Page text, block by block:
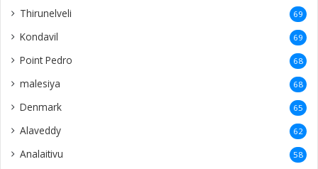
Thirunelveli 69
Kondavil 69
Point Pedro 68
malesiya 68
Denmark 65
Alaveddy 62
Analaitivu 58